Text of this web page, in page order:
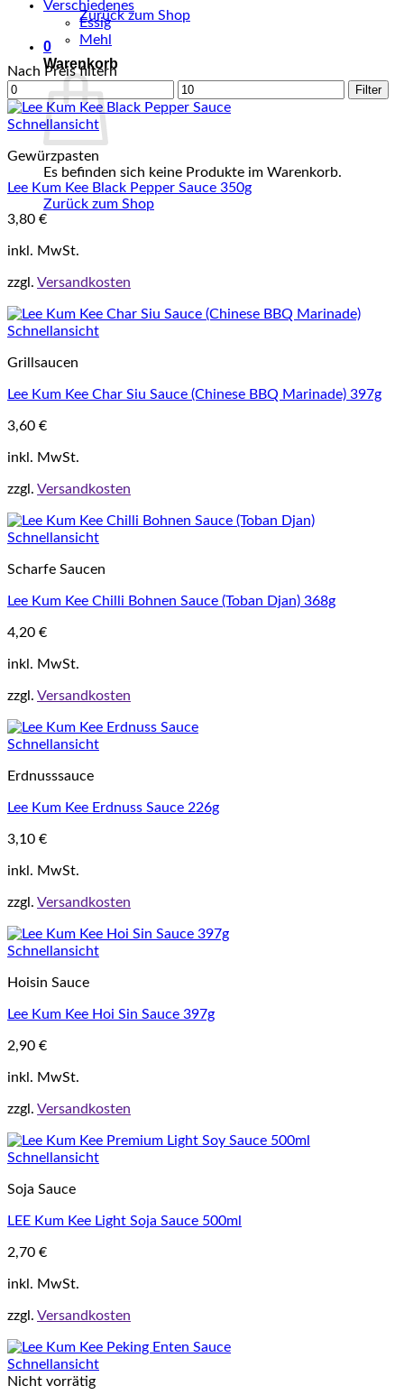
Zurück zum Shop
0
Warenkorb
Es befinden sich keine Produkte im Warenkorb.
Zurück zum Shop
Verschiedenes
Essig
Mehl
Nach Preis filtern
Min.
Preis
Max.
Preis
Filter
Schnellansicht
Gewürzpasten
Lee Kum Kee Black Pepper Sauce 350g
3,80 €
inkl. MwSt.
zzgl. Versandkosten
Schnellansicht
Grillsaucen
Lee Kum Kee Char Siu Sauce (Chinese BBQ Marinade) 397g
3,60 €
inkl. MwSt.
zzgl. Versandkosten
Schnellansicht
Scharfe Saucen
Lee Kum Kee Chilli Bohnen Sauce (Toban Djan) 368g
4,20 €
inkl. MwSt.
zzgl. Versandkosten
Schnellansicht
Erdnusssauce
Lee Kum Kee Erdnuss Sauce 226g
3,10 €
inkl. MwSt.
zzgl. Versandkosten
Schnellansicht
Hoisin Sauce
Lee Kum Kee Hoi Sin Sauce 397g
2,90 €
inkl. MwSt.
zzgl. Versandkosten
Schnellansicht
Soja Sauce
LEE Kum Kee Light Soja Sauce 500ml
2,70 €
inkl. MwSt.
zzgl. Versandkosten
Schnellansicht
Nicht vorrätig